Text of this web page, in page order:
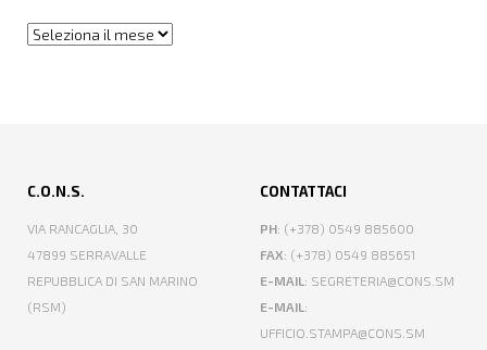
Archivi
C.O.N.S.
VIA RANCAGLIA, 30
47899 SERRAVALLE
REPUBBLICA DI SAN MARINO
(RSM)
CONTATTACI
PH: (+378) 0549 885600
FAX: (+378) 0549 885651
E-MAIL: SEGRETERIA@CONS.SM
E-MAIL:
UFFICIO.STAMPA@CONS.SM